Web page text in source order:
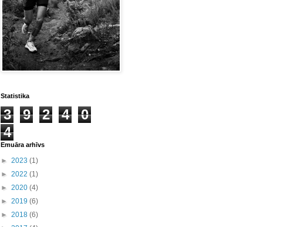
Statistika
3 9 2 4
0
4
Emuāra arhīvs
► 2023 (1)
► 2022 (1)
► 2020 (4)
► 2019 (6)
► 2018 (6)